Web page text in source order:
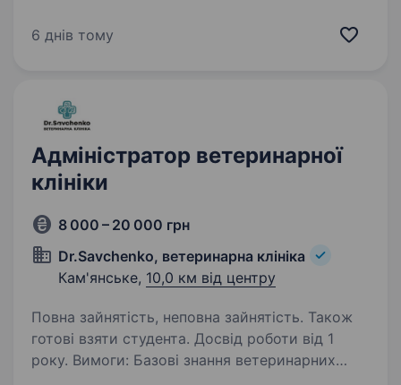
найвищого рівня.
6 днів тому
Адміністратор ветеринарної
клініки
8 000 – 20 000 грн
Dr.Savchenko, ветеринарна клініка
Кам'янське, 10,0 км від центру
Повна зайнятість, неповна зайнятість. Також
готові взяти студента. Досвід роботи від 1
року. Вимоги: Базові знання ветеринарних